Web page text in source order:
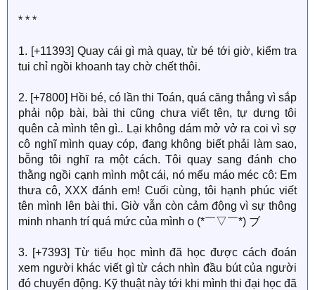
* * *
1. [+11393] Quay cái gì mà quay, từ bé tới giờ, kiểm tra
tui chỉ ngồi khoanh tay chờ chết thôi.
2. [+7800] Hồi bé, có lần thi Toán, quá căng thẳng vì sắp
phải nộp bài, bài thi cũng chưa viết tên, tự dưng tôi
quên cả mình tên gì.. Lại không dám mở vở ra coi vì sợ
cô nghĩ mình quay cóp, đang không biết phải làm sao,
bỗng tôi nghĩ ra một cách. Tôi quay sang đánh cho
thằng ngồi cạnh mình một cái, nó mếu máo méc cô: Em
thưa cô, XXX đánh em! Cuối cùng, tôi hạnh phúc viết
tên mình lên bài thi. Giờ vẫn còn cảm động vì sự thông
minh nhanh trí quá mức của mình o (*￣▽￣*) ブ
3. [+7393] Từ tiểu học mình đã học được cách đoán
xem người khác viết gì từ cách nhìn đầu bút của người
đó chuyển động. Kỹ thuật này tới khi mình thi đại học đã